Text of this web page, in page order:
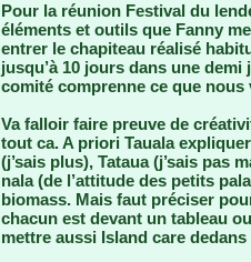
Pour la réunion Festival du
éléments et outils que Fanny
entrer le chapiteau réalisé
jusqu’à 10 jours dans une
comité comprenne ce que
Va falloir faire preuve de
tout ca. A priori Tauala
(j’sais plus), Tataua (j’sais pas
nala (de l’attitude des petits
biomass. Mais faut préciser
chacun est devant un tableau
mettre aussi Island care